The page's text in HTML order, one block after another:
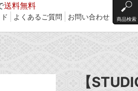
送料無料
よくあるご質問 お問い合わせ 商品検索
【